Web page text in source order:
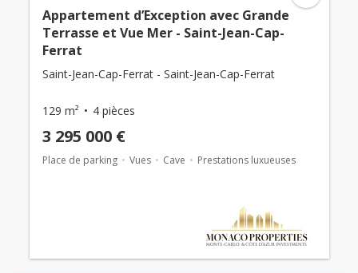
Appartement d’Exception avec Grande
Terrasse et Vue Mer - Saint-Jean-Cap-
Ferrat
Saint-Jean-Cap-Ferrat - Saint-Jean-Cap-Ferrat
129 m² 4 pièces
3 295 000 €
Place de parking Vues Cave Prestations luxueuses